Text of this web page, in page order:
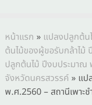
หน้าแรก » แปลงปลูกต้น
ต้นไม้ของผู้ขอรับกล้าไ
ปลูกต้นไม้ ปีงบประมาณ
จังหวัดนครสวรรค์ » แป
พ.ศ.2560 – สถานีเพาะ